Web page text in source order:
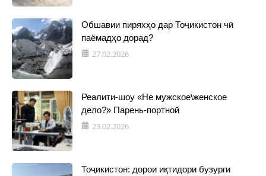
Обшавии пиряхҳо дар Тоҷикистон чӣ
паёмадҳо дорад?
27.02.2026
Реалити-шоу «Не мужское\женское
дело?» Парень-портной
23.02.2026
Тоҷикистон: дорои иқтидори бузурги